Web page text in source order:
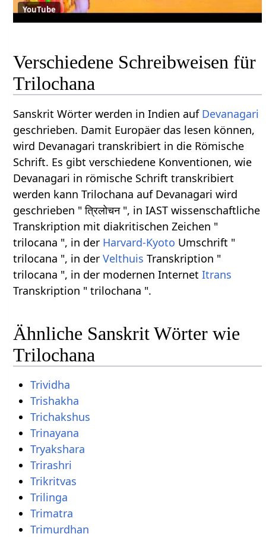
YouTube
Verschiedene Schreibweisen für
Trilochana
Sanskrit Wörter werden in Indien auf Devanagari
geschrieben. Damit Europäer das lesen können,
wird Devanagari transkribiert in die Römische
Schrift. Es gibt verschiedene Konventionen, wie
Devanagari in römische Schrift transkribiert
werden kann Trilochana auf Devanagari wird
geschrieben " त्रिलोचन ", in IAST wissenschaftliche
Transkription mit diakritischen Zeichen "
trilocana ", in der Harvard-Kyoto Umschrift "
trilocana ", in derVelthuis Transkription "
trilocana ", in der modernen InternetItrans
Transkription " trilochana ".
Ähnliche Sanskrit Wörter wie
Trilochana
Trividha
Trishakha
Trichakshus
Trinayana
Tryakshara
Trirashri
Trikritvas
Trilinga
Trimatra
Trimurdhan